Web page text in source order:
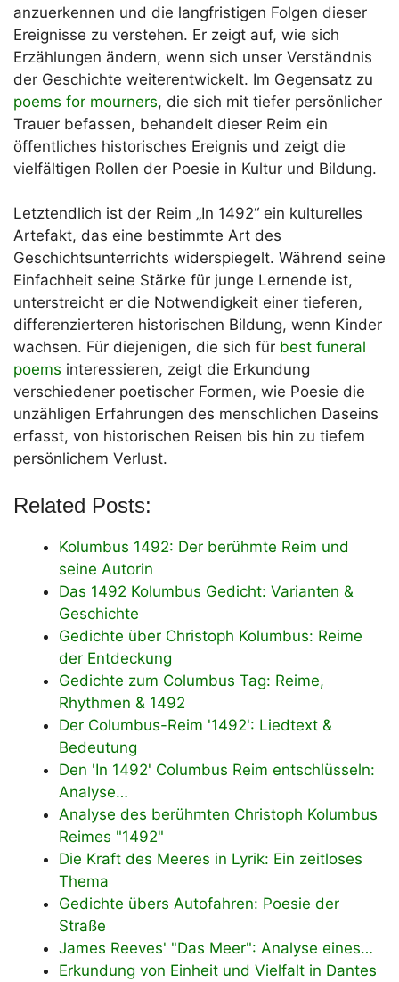
anzuerkennen und die langfristigen Folgen dieser
Ereignisse zu verstehen. Er zeigt auf, wie sich
Erzählungen ändern, wenn sich unser Verständnis
der Geschichte weiterentwickelt. Im Gegensatz zu
poems for mourners, die sich mit tiefer persönlicher
Trauer befassen, behandelt dieser Reim ein
öffentliches historisches Ereignis und zeigt die
vielfältigen Rollen der Poesie in Kultur und Bildung.
Letztendlich ist der Reim „In 1492“ ein kulturelles
Artefakt, das eine bestimmte Art des
Geschichtsunterrichts widerspiegelt. Während seine
Einfachheit seine Stärke für junge Lernende ist,
unterstreicht er die Notwendigkeit einer tieferen,
differenzierteren historischen Bildung, wenn Kinder
wachsen. Für diejenigen, die sich für best funeral
poems interessieren, zeigt die Erkundung
verschiedener poetischer Formen, wie Poesie die
unzähligen Erfahrungen des menschlichen Daseins
erfasst, von historischen Reisen bis hin zu tiefem
persönlichem Verlust.
Related Posts:
Kolumbus 1492: Der berühmte Reim und
seine Autorin
Das 1492 Kolumbus Gedicht: Varianten &
Geschichte
Gedichte über Christoph Kolumbus: Reime
der Entdeckung
Gedichte zum Columbus Tag: Reime,
Rhythmen & 1492
Der Columbus-Reim '1492': Liedtext &
Bedeutung
Den 'In 1492' Columbus Reim entschlüsseln:
Analyse…
Analyse des berühmten Christoph Kolumbus
Reimes "1492"
Die Kraft des Meeres in Lyrik: Ein zeitloses
Thema
Gedichte übers Autofahren: Poesie der
Straße
James Reeves' "Das Meer": Analyse eines…
Erkundung von Einheit und Vielfalt in Dantes